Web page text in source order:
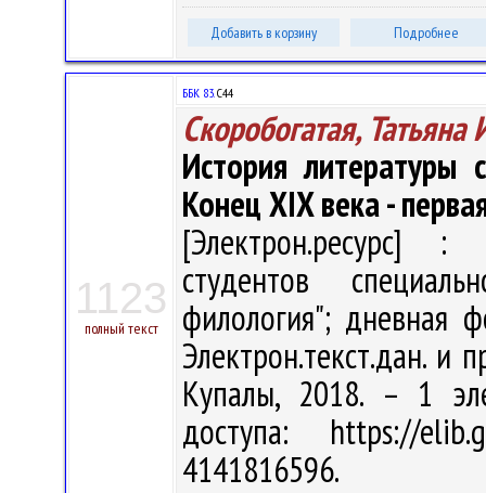
Добавить в корзину Подробнее
1123
полный текст
ББК 83.С44
Скоробогатая,
История литературы
Конец XIX века -
[Электрон.ресурс] :
студентов
филология"; дневная
Электрон.текст.дан. и
Купалы, 2018. – 1
доступа: https://
4141816596.